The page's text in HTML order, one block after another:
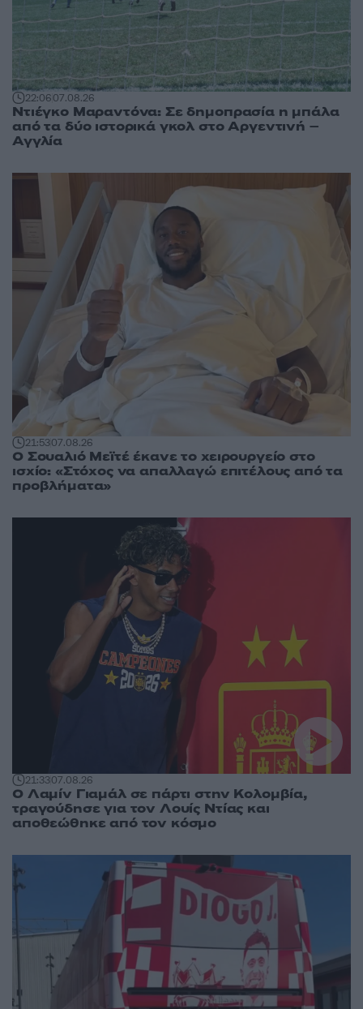
22:0607.08.26
Ντιέγκο Μαραντόνα: Σε δημοπρασία η μπάλα
από τα δύο ιστορικά γκολ στο Αργεντινή –
Αγγλία
21:5307.08.26
Ο Σουαλιό Μεϊτέ έκανε το χειρουργείο στο
ισχίο: «Στόχος να απαλλαγώ επιτέλους από τα
προβλήματα»
21:3307.08.26
Ο Λαμίν Γιαμάλ σε πάρτι στην Κολομβία,
τραγούδησε για τον Λουίς Ντίας και
αποθεώθηκε από τον κόσμο